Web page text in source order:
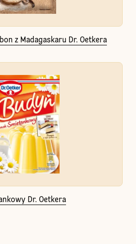
z Madagaskaru Dr. Oetkera
Dr. Oetkera